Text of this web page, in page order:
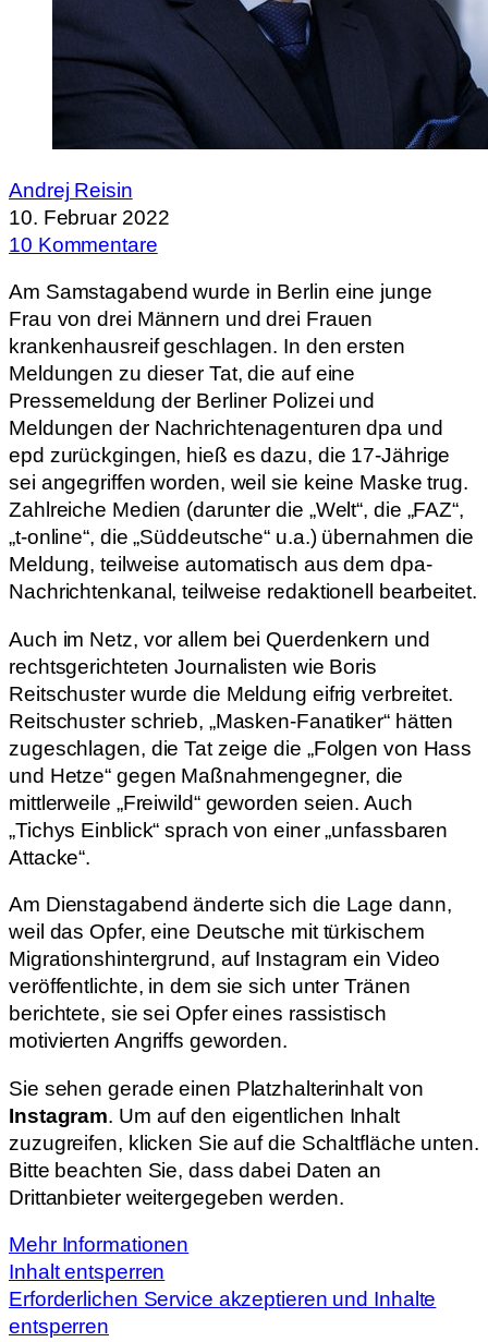
Andrej Reisin
10. Februar 2022
10 Kommentare
Am Samstagabend wurde in Berlin eine junge
Frau von drei Männern und drei Frauen
krankenhausreif geschlagen. In den ersten
Meldungen zu dieser Tat, die auf eine
Pressemeldung der Berliner Polizei und
Meldungen der Nachrichtenagenturen dpa und
epd zurückgingen, hieß es dazu, die 17-Jährige
sei angegriffen worden, weil sie keine Maske trug.
Zahlreiche Medien (darunter die „Welt“, die „FAZ“,
„t-online“, die „Süddeutsche“ u.a.) übernahmen die
Meldung, teilweise automatisch aus dem dpa-
Nachrichtenkanal, teilweise redaktionell bearbeitet.
Auch im Netz, vor allem bei Querdenkern und
rechtsgerichteten Journalisten wie Boris
Reitschuster wurde die Meldung eifrig verbreitet.
Reitschuster schrieb, „Masken-Fanatiker“ hätten
zugeschlagen, die Tat zeige die „Folgen von Hass
und Hetze“ gegen Maßnahmengegner, die
mittlerweile „Freiwild“ geworden seien. Auch
„Tichys Einblick“ sprach von einer „unfassbaren
Attacke“.
Am Dienstagabend änderte sich die Lage dann,
weil das Opfer, eine Deutsche mit türkischem
Migrationshintergrund, auf Instagram ein Video
veröffentlichte, in dem sie sich unter Tränen
berichtete, sie sei Opfer eines rassistisch
motivierten Angriffs geworden.
Sie sehen gerade einen Platzhalterinhalt von
Instagram. Um auf den eigentlichen Inhalt
zuzugreifen, klicken Sie auf die Schaltfläche unten.
Bitte beachten Sie, dass dabei Daten an
Drittanbieter weitergegeben werden.
Mehr Informationen
Inhalt entsperren
Erforderlichen Service akzeptieren und Inhalte
entsperren